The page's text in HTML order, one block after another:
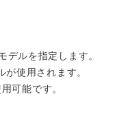
ルを指定します。
使用されます。
可能です。